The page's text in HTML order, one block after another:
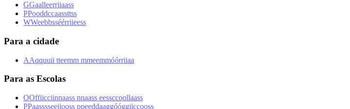
GGaalleerriiaass
PPooddccaassttss
WWeebbsséérriieess
Para a cidade
AAqquuii tteemm mmeemmóórriiaa
Para as Escolas
OOffiicciinnaass nnaass eessccoollaass
PPaasssseeiiooss ppeeddaaggóóggiiccooss